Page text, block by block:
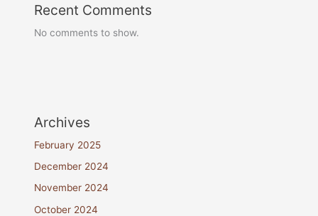
Recent Comments
No comments to show.
Archives
February 2025
December 2024
November 2024
October 2024